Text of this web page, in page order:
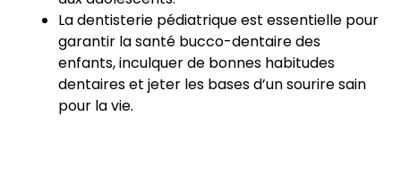
La dentisterie pédiatrique est essentielle pour
garantir la santé bucco-dentaire des
enfants, inculquer de bonnes habitudes
dentaires et jeter les bases d’un sourire sain
pour la vie.